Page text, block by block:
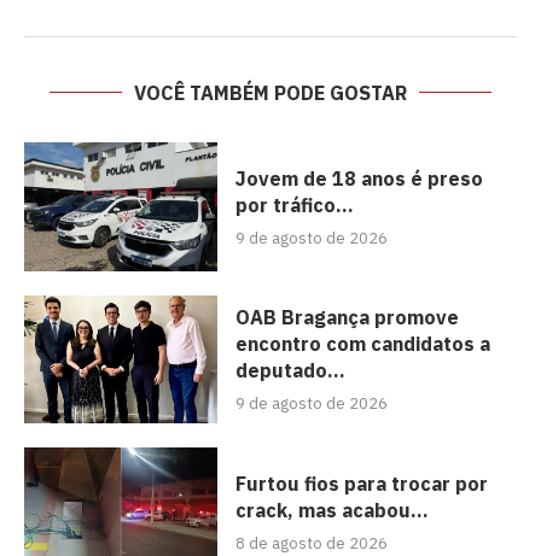
VOCÊ TAMBÉM PODE GOSTAR
Jovem de 18 anos é preso
por tráfico...
9 de agosto de 2026
OAB Bragança promove
encontro com candidatos a
deputado...
9 de agosto de 2026
Furtou fios para trocar por
crack, mas acabou...
8 de agosto de 2026